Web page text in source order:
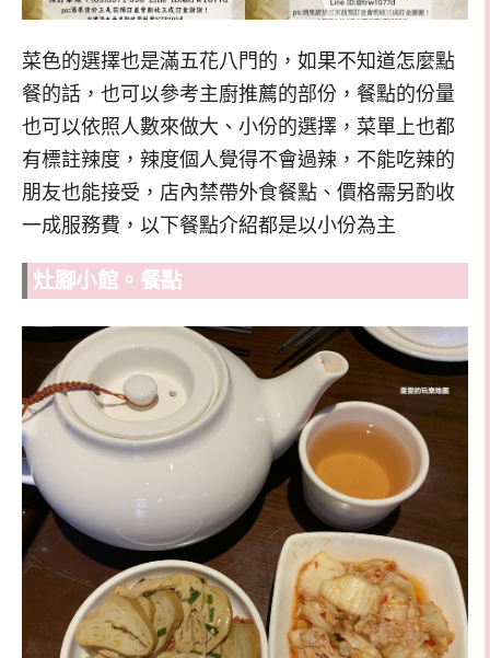
菜色的選擇也是滿五花八門的，如果不知道怎麼點
餐的話，也可以參考主廚推薦的部份，餐點的份量
也可以依照人數來做大、小份的選擇，菜單上也都
有標註辣度，辣度個人覺得不會過辣，不能吃辣的
朋友也能接受，店內禁帶外食餐點、價格需另酌收
一成服務費，以下餐點介紹都是以小份為主
灶腳小館。 餐點